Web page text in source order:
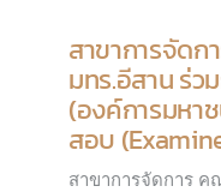
สาขาการจัดก
มทร.อีสาน ร่
(องค์การมหา
สอบ
สาขาการจัดการ